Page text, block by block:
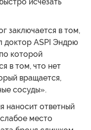
заключается в том,
доктор ASPI Эндрю
которой
в том, что нет
вращается,
сосуды».
наносит ответный
место